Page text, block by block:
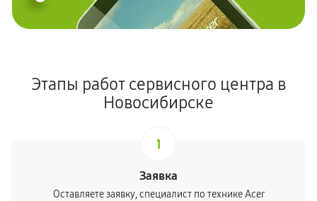
Этапы работ сервисного центра в
Новосибирске
1
Заявка
Оставляете заявку, специалист по технике Acer